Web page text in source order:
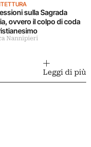
sulla Sagrada
ovvero il colpo di coda
Nannipieri
Leggi di più